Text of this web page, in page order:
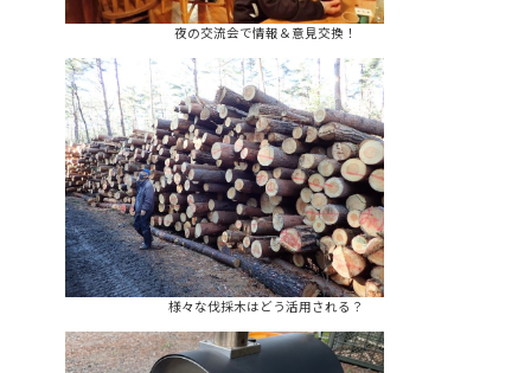
夜の交流会で情報＆意見交換！
様々な伐採木はどう活用される？